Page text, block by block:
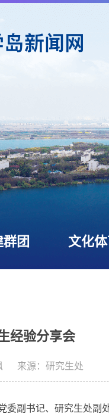
团 文化
经验分享会
来源： 研究生处
委副书记、研究生处副